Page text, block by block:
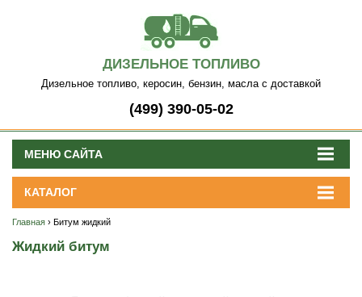
ДИЗЕЛЬНОЕ ТОПЛИВО
Дизельное топливо, керосин, бензин, масла с доставкой
(499) 390-05-02
МЕНЮ САЙТА
КАТАЛОГ
Главная › Битум жидкий
Жидкий битум